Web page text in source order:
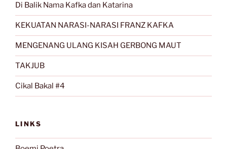
Di Balik Nama Kafka dan Katarina
KEKUATAN NARASI-NARASI FRANZ KAFKA
MENGENANG ULANG KISAH GERBONG MAUT
TAKJUB
Cikal Bakal #4
LINKS